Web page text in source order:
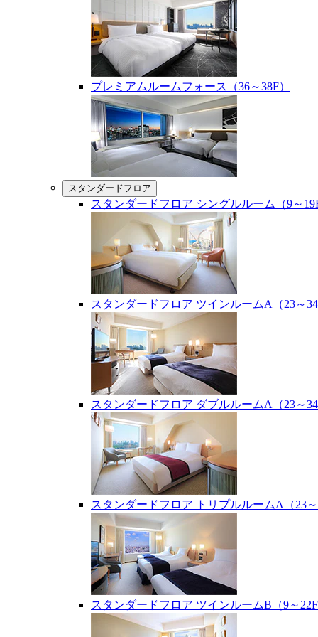
プレミアムルームフォース（36～38F）
スタンダードフロア
スタンダードフロア シングルルーム（9～19F
スタンダードフロア ツインルームA（23～
スタンダードフロア ダブルルームA（23～
スタンダードフロア トリプルルームA（23～
スタンダードフロア ツインルームB（9～22F